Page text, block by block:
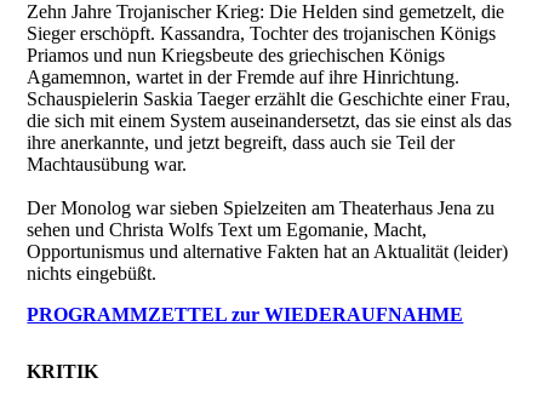
Zehn Jahre Trojanischer Krieg: Die Helden sind gemetzelt, die
Sieger erschöpft. Kassandra, Tochter des trojanischen Königs
Priamos und nun Kriegsbeute des griechischen Königs
Agamemnon, wartet in der Fremde auf ihre Hinrichtung.
Schauspielerin Saskia Taeger erzählt die Geschichte einer Frau,
die sich mit einem System auseinandersetzt, das sie einst als das
ihre anerkannte, und jetzt begreift, dass auch sie Teil der
Machtausübung war.
Der Monolog war sieben Spielzeiten am Theaterhaus Jena zu
sehen und Christa Wolfs Text um Egomanie, Macht,
Opportunismus und alternative Fakten hat an Aktualität (leider)
nichts eingebüßt.
PROGRAMMZETTEL zur WIEDERAUFNAHME
KRITIK